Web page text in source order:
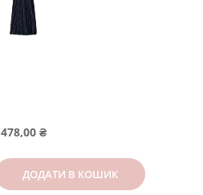
478,00 ₴
ДОДАТИ В КОШИК